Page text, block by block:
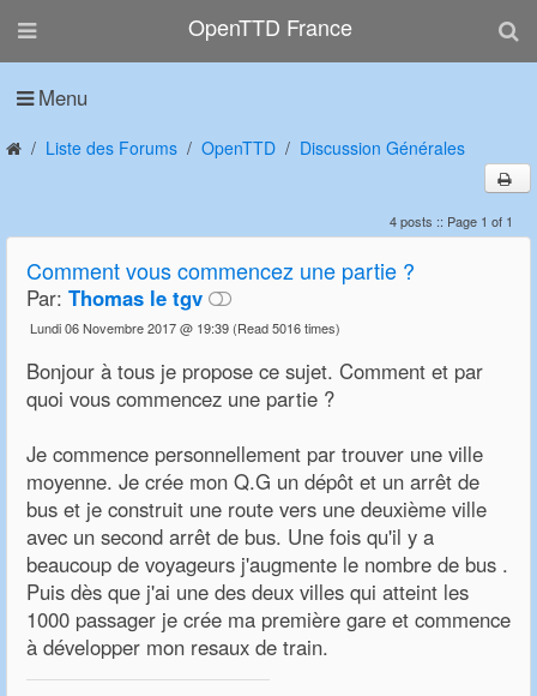
OpenTTD France
Menu
Liste des Forums OpenTTD Discussion Générales
4 posts :: Page 1 of 1
Comment vous commencez une partie ?
Par: Thomas le tgv
Lundi 06 Novembre 2017 @ 19:39 (Read 5016 times)
Bonjour à tous je propose ce sujet. Comment et par
quoi vous commencez une partie ?
Je commence personnellement par trouver une ville
moyenne. Je crée mon Q.G un dépôt et un arrêt de
bus et je construit une route vers une deuxième ville
avec un second arrêt de bus. Une fois qu'il y a
beaucoup de voyageurs j'augmente le nombre de bus .
Puis dès que j'ai une des deux villes qui atteint les
1000 passager je crée ma première gare et commence
à développer mon resaux de train.